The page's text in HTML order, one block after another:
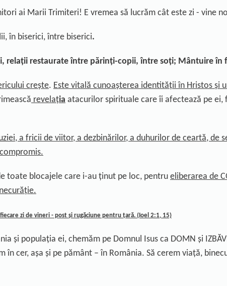
ai Marii Trimiteri! E vremea să lucrăm cât este zi - vine
în biserici,între biserici.
relații restaurateîntre părinți-copii,între soți; Mântuire în
crește. Este vitală cunoașterea identității în Hristos și
revelația atacurilor spirituale care îi afectează pe ei,
a fricii de viitor, a dezbinărilor, a duhurilor de ceartă, de
toate blocajele care i-au ținut pe loc, pentru eliberarea de
fiecare zi de vineri - post și rugăciune pentru țară. (Ioel 2:1, 15)
și populația ei, chemăm pe Domnul Isus ca DOMN și
în cer, așa și pe pământ – în România. Să cerem viață,